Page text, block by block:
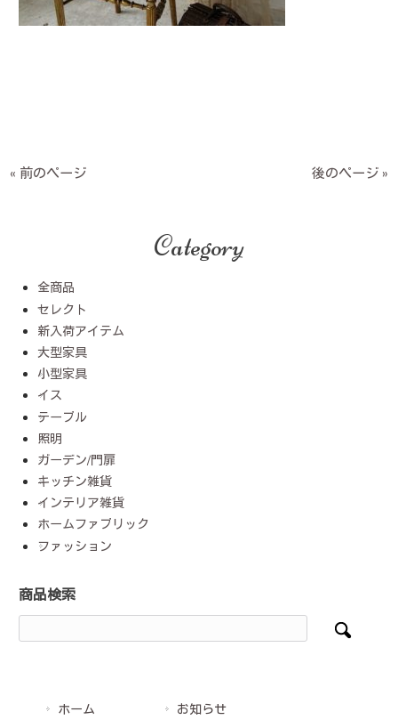
« 前のページ 後のページ »
Category
全商品
セレクト
新入荷アイテム
大型家具
小型家具
イス
テーブル
照明
ガーデン/門扉
キッチン雑貨
インテリア雑貨
ホームファブリック
ファッション
商品検索
ホーム お知らせ